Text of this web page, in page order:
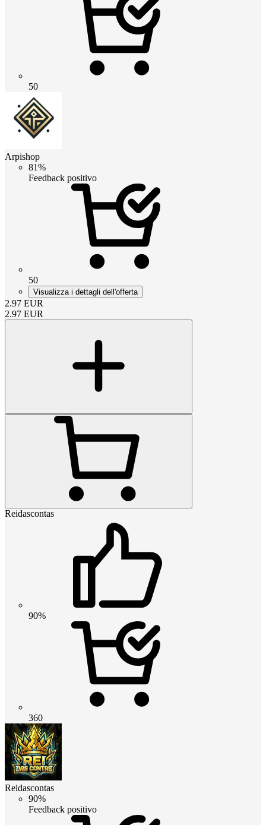
50
Arpishop
81%
Feedback positivo
50
Visualizza i dettagli dell'offerta
2.97 EUR
2.97 EUR
Reidascontas
90%
360
Reidascontas
90%
Feedback positivo